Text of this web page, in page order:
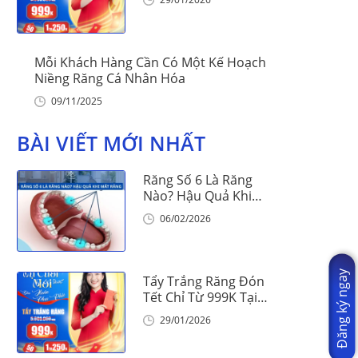
Mỗi Khách Hàng Cần Có Một Kế Hoạch
Niềng Răng Cá Nhân Hóa
09/11/2025
BÀI VIẾT MỚI NHẤT
Răng Số 6 Là Răng
Nào? Hậu Quả Khi
Mất Răng Số 6
06/02/2026
Tẩy Trắng Răng Đón
Tết Chỉ Từ 999K Tại
Nha Khoa Vinalign
29/01/2026 Đăng ký ngay